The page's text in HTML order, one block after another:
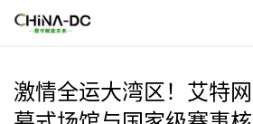
激情全运大湾区！艾特